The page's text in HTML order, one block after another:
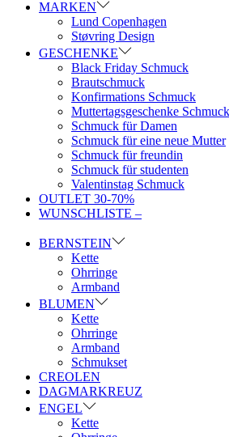
MARKEN
Lund Copenhagen
Støvring Design
GESCHENKE
Black Friday Schmuck
Brautschmuck
Konfirmations Schmuck
Muttertagsgeschenke Schmuck
Schmuck für Damen
Schmuck für eine neue Mutter
Schmuck für freundin
Schmuck für studenten
Valentinstag Schmuck
OUTLET 30-70%
WUNSCHLISTE –
BERNSTEIN
Kette
Ohrringe
Armband
BLUMEN
Kette
Ohrringe
Armband
Schmukset
CREOLEN
DAGMARKREUZ
ENGEL
Kette